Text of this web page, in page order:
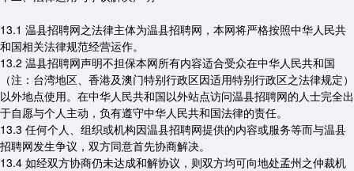
13.1 温县招聘网之法律主体为温县招聘网，本网将严格按照中华人民共
和国相关法律规范经营运作。
13.2 温县招聘网声明不担保本网所有内容适合受众在中华人民共和国
（注：台湾地区、香港及澳门特别行政区因适用特别行政区之法律规定）
以外地点使用。在中华人民共和国以外站点访问温县招聘网的人士完全出
于自愿与个人主动，负有遵守中华人民共和国法律的责任。
13.3 任何个人、组织或机构因温县招聘网提供的内容或服务等而与温县
招聘网发生争议，双方同意首先协商解决。
13.4 如经双方协商仍未达成和解协议，则双方均可向地处孟州之仲裁机